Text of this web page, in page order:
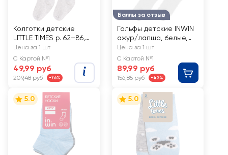
Колготки детские
LITTLE TIMES р. 62–86,
однотонные, Арт.
КLTОСМ
Цена за 1 шт
С Картой №1
49,99 руб
209,48 руб -76%
Баллы за отзыв
Гольфы детские INWIN
ажур/лапша, белые,
Арт. 761/762
Цена за 1 шт
С Картой №1
89,99 руб
156,85 руб -42%
5.0 5.0